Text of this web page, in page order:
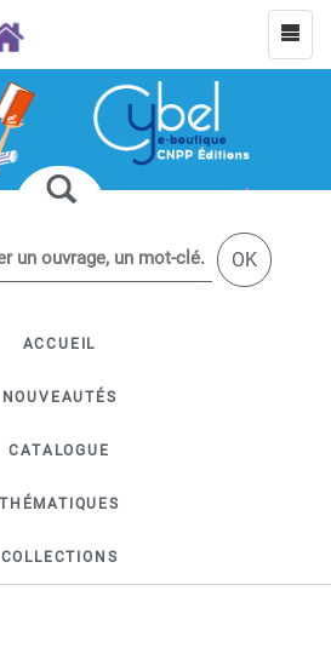
OK
ACCUEIL
NOUVEAUTÉS
CATALOGUE
THÉMATIQUES
COLLECTIONS